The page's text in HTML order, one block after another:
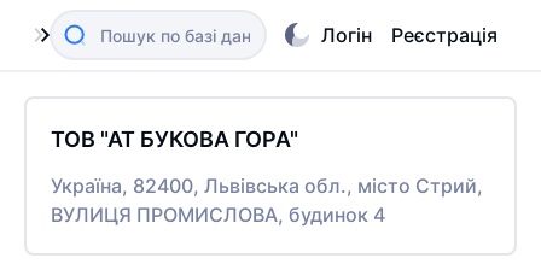
Логін Реєстрація
ТОВ "АТ БУКОВА ГОРА"
Україна, 82400, Львівська обл., місто Стрий,
ВУЛИЦЯ ПРОМИСЛОВА, будинок 4